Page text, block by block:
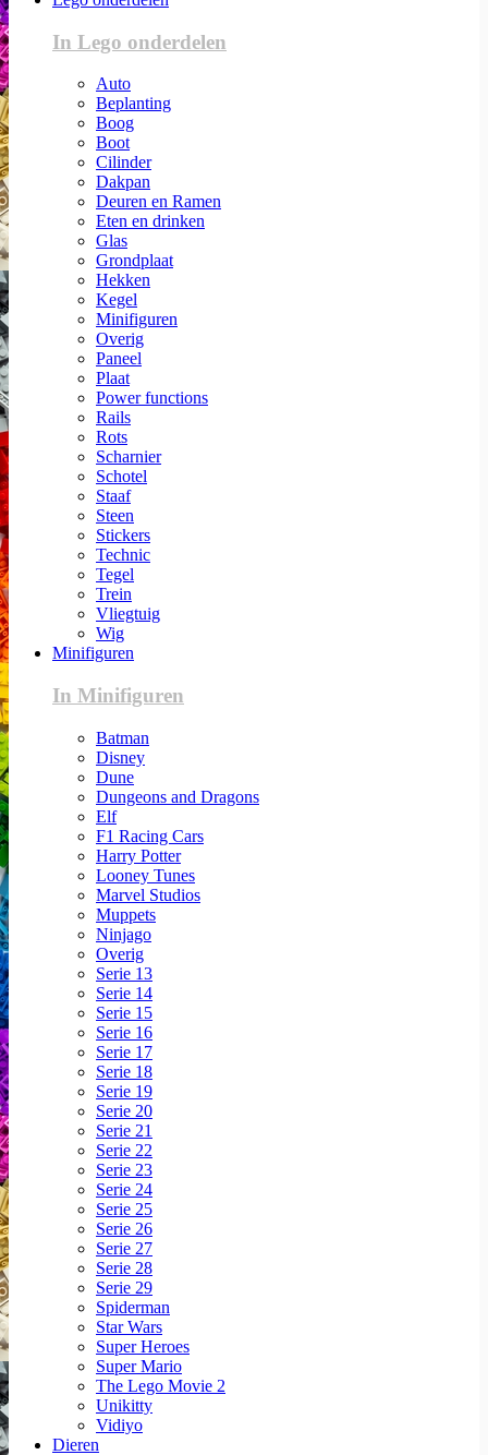
In Lego onderdelen
Auto
Beplanting
Boog
Boot
Cilinder
Dakpan
Deuren en Ramen
Eten en drinken
Glas
Grondplaat
Hekken
Kegel
Minifiguren
Overig
Paneel
Plaat
Power functions
Rails
Rots
Scharnier
Schotel
Staaf
Steen
Stickers
Technic
Tegel
Trein
Vliegtuig
Wig
Minifiguren
In Minifiguren
Batman
Disney
Dune
Dungeons and Dragons
Elf
F1 Racing Cars
Harry Potter
Looney Tunes
Marvel Studios
Muppets
Ninjago
Overig
Serie 13
Serie 14
Serie 15
Serie 16
Serie 17
Serie 18
Serie 19
Serie 20
Serie 21
Serie 22
Serie 23
Serie 24
Serie 25
Serie 26
Serie 27
Serie 28
Serie 29
Spiderman
Star Wars
Super Heroes
Super Mario
The Lego Movie 2
Unikitty
Vidiyo
Dieren